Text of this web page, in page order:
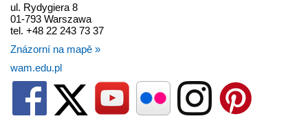
ul. Rydygiera 8
01-793 Warszawa
tel. +48 22 243 73 37
Znázorní na mapě »
wam.edu.pl